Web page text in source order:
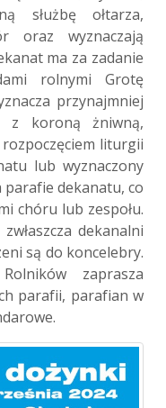
służbę ołtarza,
oraz wyznaczają
ma za zadanie
rolnymi Grotę
przynajmniej
z koroną żniwną,
liturgii
lub wyznaczony
parafie dekanatu, co
chóru lub zespołu.
dekanalni
są do koncelebry.
zaprasza
parafii, parafian w